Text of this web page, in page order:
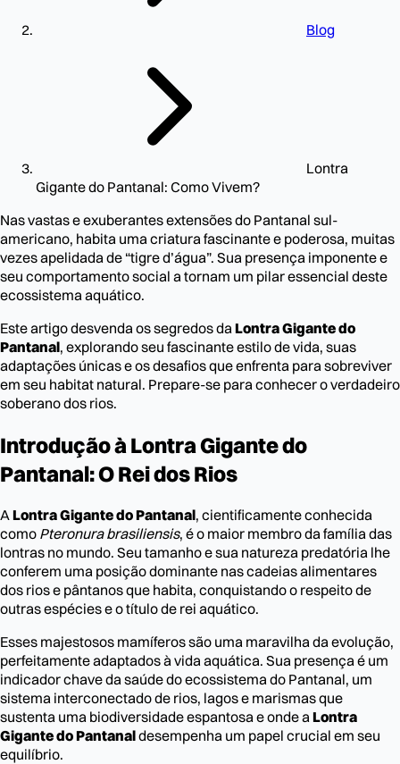
Blog
Lontra
Gigante do Pantanal: Como Vivem?
Nas vastas e exuberantes extensões do Pantanal sul-
americano, habita uma criatura fascinante e poderosa, muitas
vezes apelidada de “tigre d’água”. Sua presença imponente e
seu comportamento social a tornam um pilar essencial deste
ecossistema aquático.
Este artigo desvenda os segredos da Lontra Gigante do
Pantanal, explorando seu fascinante estilo de vida, suas
adaptações únicas e os desafios que enfrenta para sobreviver
em seu habitat natural. Prepare-se para conhecer o verdadeiro
soberano dos rios.
Introdução à Lontra Gigante do
Pantanal: O Rei dos Rios
A Lontra Gigante do Pantanal, cientificamente conhecida
como Pteronura brasiliensis, é o maior membro da família das
lontras no mundo. Seu tamanho e sua natureza predatória lhe
conferem uma posição dominante nas cadeias alimentares
dos rios e pântanos que habita, conquistando o respeito de
outras espécies e o título de rei aquático.
Esses majestosos mamíferos são uma maravilha da evolução,
perfeitamente adaptados à vida aquática. Sua presença é um
indicador chave da saúde do ecossistema do Pantanal, um
sistema interconectado de rios, lagos e marismas que
sustenta uma biodiversidade espantosa e onde a Lontra
Gigante do Pantanaldesempenha um papel crucial em seu
equilíbrio.